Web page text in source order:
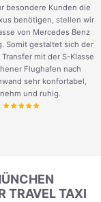
besondere Kunden die
benötigen, stellen wir
von Mercedes Benz
Somit gestaltet sich der
mit der S-Klasse
Flughafen nach
sehr konfortabel,
und ruhig.
TRAVEL TAXI